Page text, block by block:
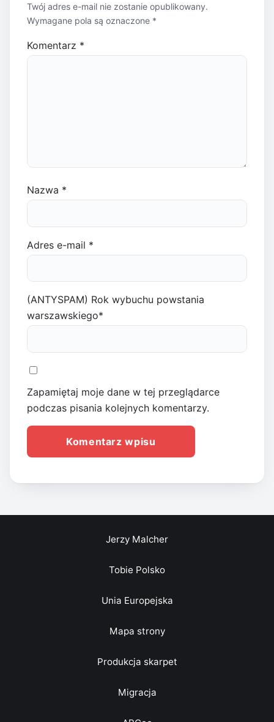
Twój adres e-mail nie zostanie opublikowany.
Wymagane pola są oznaczone *
Komentarz *
Nazwa *
Adres e-mail *
(ANTYSPAM) Rok wybuchu powstania
warszawskiego*
Zapamiętaj moje dane w tej przeglądarce
podczas pisania kolejnych komentarzy.
Jerzy Malcher
Tobie Polsko
Unia Europejska
Mapa strony
Produkcja skarpet
Migracja